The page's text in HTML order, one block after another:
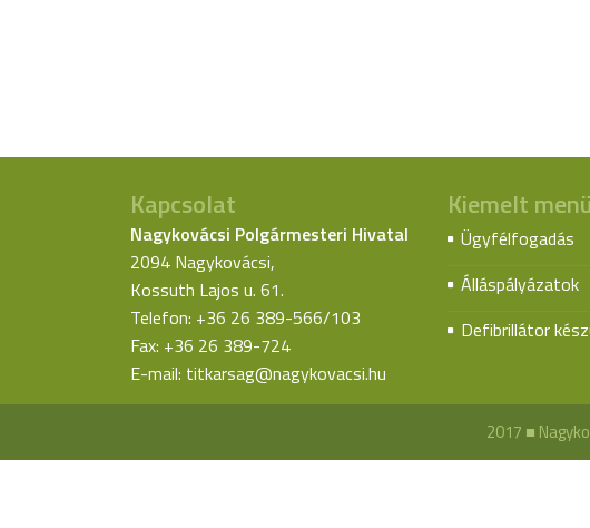
Kapcsolat
Nagykovácsi Polgármesteri Hivatal
2094 Nagykovácsi,
Kossuth Lajos u. 61.
Telefon: +36 26 389-566/103
Fax: +36 26 389-724
E-mail: titkarsag@nagykovacsi.hu
Kiemelt
Ügyfélfogadás
Álláspályázatok
Defibrillátor
2017 ■